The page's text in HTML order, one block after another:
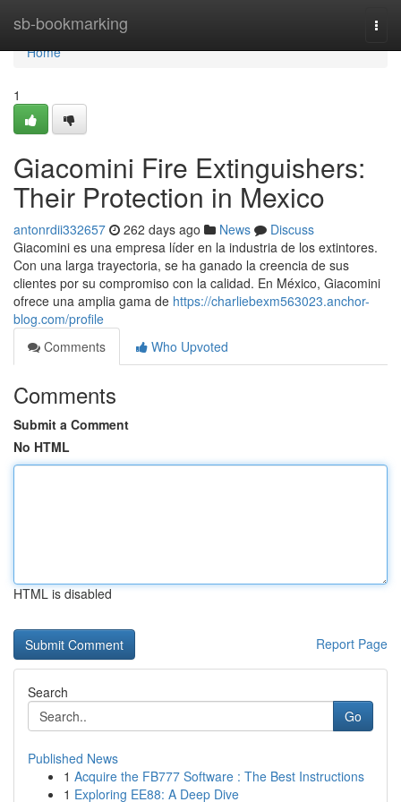
sb-bookmarking
Home
Home
1
Giacomini Fire Extinguishers:
Their Protection in Mexico
antonrdii332657 262 days ago News
Discuss
Giacomini es una empresa líder en la industria de los extintores.
Con una larga trayectoria, se ha ganado la creencia de sus
clientes por su compromiso con la calidad. En México, Giacomini
ofrece una amplia gama de https://charliebexm563023.anchor-
blog.com/profile
Comments
Who Upvoted
Comments
Submit a Comment
No HTML
HTML is disabled
Report Page
Search
Go
Published News
1 Acquire the FB777 Software : The Best Instructions
1 Exploring EE88: A Deep Dive